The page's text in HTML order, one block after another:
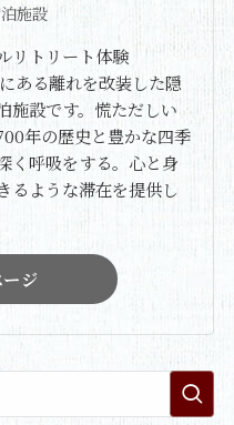
施設
リトリート体験
ある離れを改装した隠
施設です。慌ただしい
年の歴史と豊かな四季
く呼吸をする。心と身
るような滞在を提供し
ジ